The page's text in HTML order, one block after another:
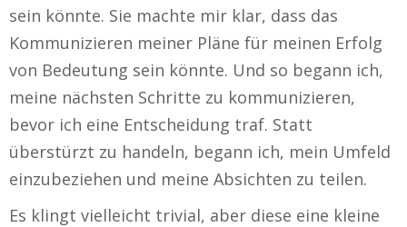
sein könnte. Sie machte mir klar, dass das
Kommunizieren meiner Pläne für meinen Erfolg
von Bedeutung sein könnte. Und so begann ich,
meine nächsten Schritte zu kommunizieren,
bevor ich eine Entscheidung traf. Statt
überstürzt zu handeln, begann ich, mein Umfeld
einzubeziehen und meine Absichten zu teilen.
Es klingt vielleicht trivial, aber diese eine kleine